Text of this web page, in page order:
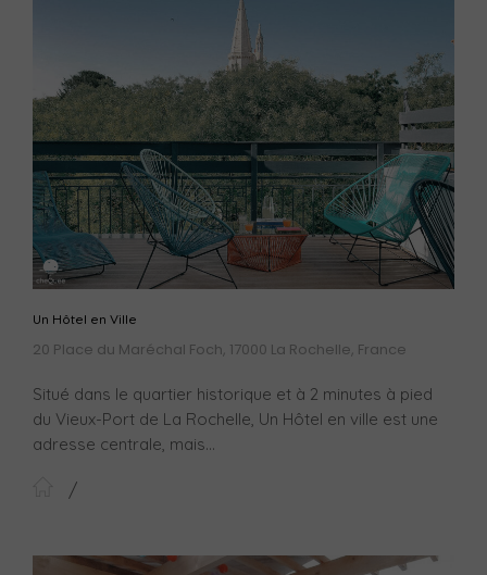
Un Hôtel en Ville
20 Place du Maréchal Foch, 17000 La Rochelle, France
Situé dans le quartier historique et à 2 minutes à pied
du Vieux-Port de La Rochelle, Un Hôtel en ville est une
adresse centrale, mais...